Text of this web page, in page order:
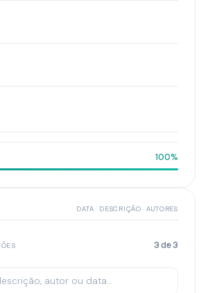
100%
DATA · DESCRIÇÃO · AUTORES
3 de 3